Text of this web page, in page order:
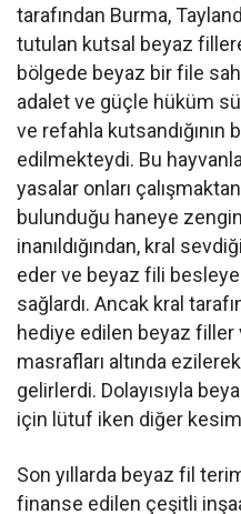
tarafından Burma,
tutulan kutsal beyaz
bölgede beyaz bir file
adalet ve güçle hüküm
ve refahla kutsandığının
edilmekteydi. Bu
yasalar onları
bulunduğu haneye
inanıldığından, kral
eder ve beyaz fili
sağlardı. Ancak kral
hediye edilen beyaz filler
masrafları altında
gelirlerdi. Dolayısıyla
için lütuf iken diğer
Son yıllarda beyaz fil
finanse edilen çeşitli